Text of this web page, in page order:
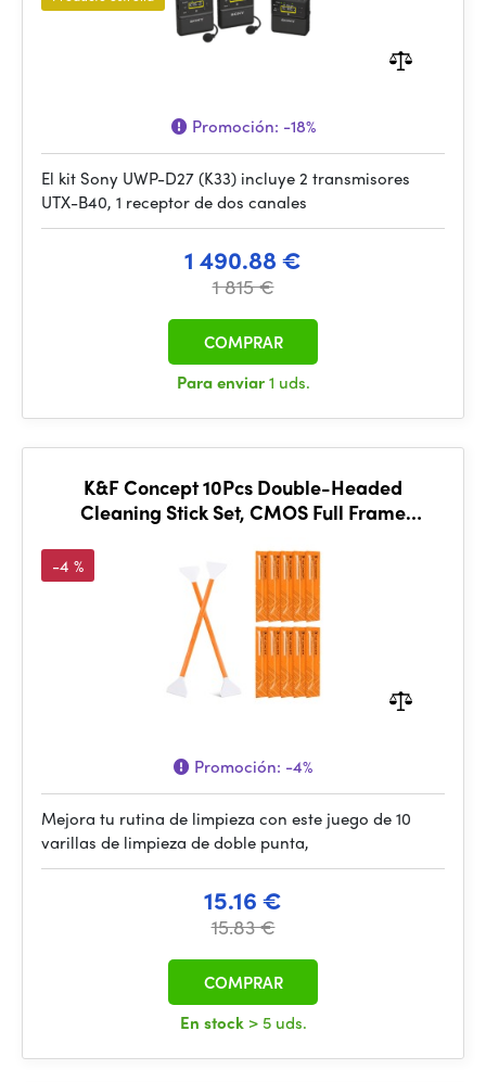
Promoción: -18%
El kit Sony UWP-D27 (K33) incluye 2 transmisores
UTX-B40, 1 receptor de dos canales
1 490.88 €
1 815 €
Para enviar1 uds.
COMPRAR
K&F Concept 10Pcs Double-Headed
Cleaning Stick Set, CMOS Full Frame
Set
-4 %
Promoción: -4%
Mejora tu rutina de limpieza con este juego de 10
varillas de limpieza de doble punta,
15.16 €
15.83 €
En stock > 5 uds.
COMPRAR